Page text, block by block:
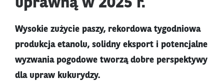
uprawną w 2025 r.
Wysokie zużycie paszy, rekordowa tygodniowa
produkcja etanolu, solidny eksport i potencjalne
wyzwania pogodowe tworzą dobre perspektywy
dla upraw kukurydzy.